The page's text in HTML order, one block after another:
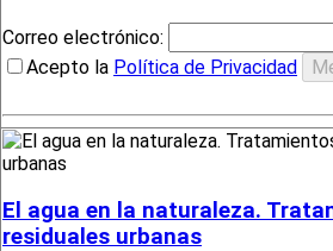
Correo electrónico:
Acepto la Política de Privacidad
El agua en la naturaleza.
residuales urbanas